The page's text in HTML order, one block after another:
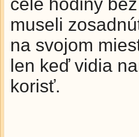
museli
na svojom
len keď vidia
korisť.